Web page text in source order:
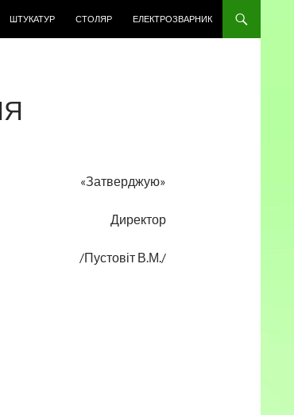
ШТУКАТУР СТОЛЯР ЕЛЕКТРОЗВАРНИК
«Затверджую»
Директор
/Пустовіт В.М./